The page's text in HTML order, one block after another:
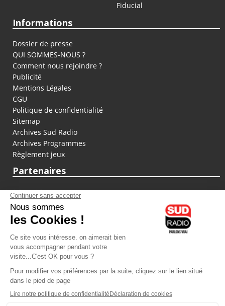
Fiducial
Informations
Dossier de presse
QUI SOMMES-NOUS ?
Comment nous rejoindre ?
Publicité
Mentions Légales
CGU
Politique de confidentialité
Sitemap
Archives Sud Radio
Archives Programmes
Règlement jeux
Partenaires
fiducial.fr
lyoncapitale.fr
olympique-et-lyonnais.com
L'application Iphone / Android
Téléchargez l'application
Les cookies